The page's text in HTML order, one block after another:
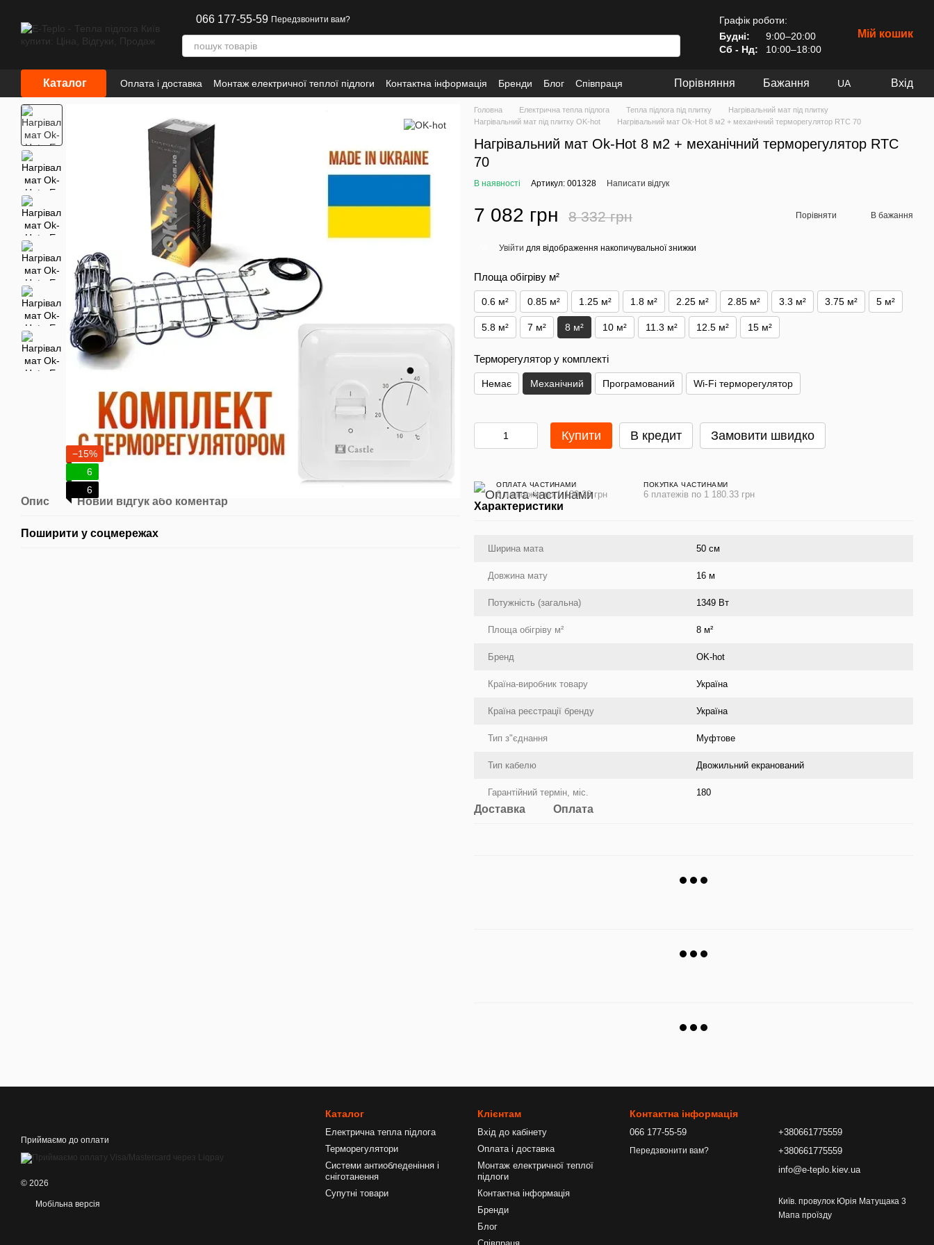
066 177-55-59 Передзвонити вам?
Графік роботи:
Будні:
9:00–20:00
Сб - Нд:
10:00–18:00
Мій кошик
Каталог Оплата і доставка Монтаж електричної теплої підлоги Контактна інформація Бренди Блог
Співпраця
Інформація
Порівняння Бажання UA Вхід
−15%
6
6
Опис Новий відгук або коментар
Поширити у соцмережах
Головна Електрична тепла підлога Тепла підлога під плитку
Нагрівальний мат під плитку
Нагрівальний мат під плитку OK-hot
Нагрівальний мат Ok-Hot 8 м2 + механічний терморегулятор RTC 70
Нагрівальний мат Ok-Hot 8 м2 + механічний терморегулятор RTC
70
В наявності Артикул: 001328 Написати відгук
7 082 грн 8 332 грн Порівняти В бажання
Увійти для відображення накопичувальної знижки
Площа обігріву м²
0.6 м² 0.85 м² 1.25 м² 1.8 м² 2.25 м² 2.85 м² 3.3 м² 3.75 м² 5 м²
5.8 м² 7 м² 8 м² 10 м² 11.3 м² 12.5 м² 15 м²
Терморегулятор у комплекті
Немає Механічний Програмований Wi-Fi терморегулятор
Купити В кредит Замовити швидко
ОПЛАТА ЧАСТИНАМИ
6 платежів по 1 180.33 грн
ПОКУПКА ЧАСТИНАМИ
6 платежів по 1 180.33 грн
Характеристики
Ширина мата 50 cм
Довжина мату 16 м
Потужність (загальна) 1349 Вт
Площа обігріву м² 8 м²
Бренд OK-hot
Країна-виробник товару Україна
Країна реєстрації бренду Україна
Тип з"єднання Муфтове
Тип кабелю Двожильний екранований
Гарантійний термін, міс. 180
Доставка Оплата
Приймаємо до оплати
© 2026
Мобільна версія
Каталог
Електрична тепла підлога
Терморегулятори
Системи антиобледеніння і
сніготанення
Супутні товари
Клієнтам
Вхід до кабінету
Оплата і доставка
Монтаж електричної теплої
підлоги
Контактна інформація
Бренди
Блог
Контактна інформація
066 177-55-59
Передзвонити вам?
+380661775559
+380661775559
info@e-teplo.kiev.ua
Київ. провулок Юрія Матущака 3
Мапа проїзду